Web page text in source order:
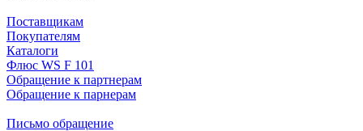
Поставщикам
Покупателям
Каталоги
Флюс WS F 101
Обращение к партнерам
Обращение к парнерам
Письмо обращение